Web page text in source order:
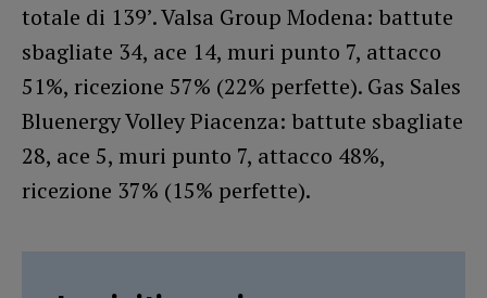
totale di 139’. Valsa Group Modena: battute
sbagliate 34, ace 14, muri punto 7, attacco
51%, ricezione 57% (22% perfette). Gas Sales
Bluenergy Volley Piacenza: battute sbagliate
28, ace 5, muri punto 7, attacco 48%,
ricezione 37% (15% perfette).